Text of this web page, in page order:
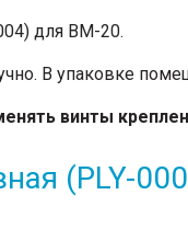
для BM-20.
В упаковке
винты
(PLY-